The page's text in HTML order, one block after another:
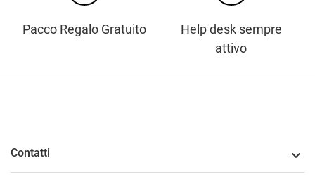
Pacco Regalo Gratuito
Help desk sempre
attivo
Contatti 